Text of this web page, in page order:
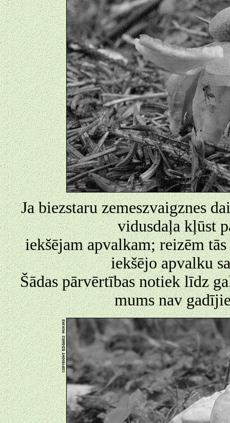
Ja biezstaru zemeszvaigznes
vidusdaļa kļūst
iekšējam apvalkam; reizēm
iekšējo apvalku
Šādas pārvērtības notiek līdz
mums nav